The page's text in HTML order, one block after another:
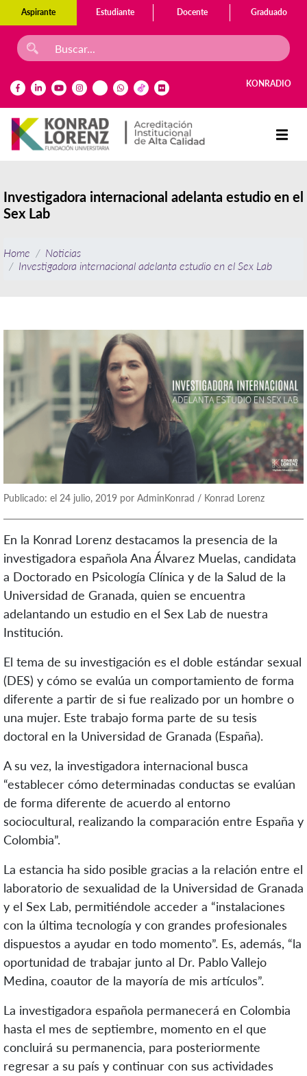
Aspirante Estudiante Docente Graduado
KONRADIO
Investigadora internacional adelanta estudio en el
Sex Lab
Home
Noticias
Investigadora internacional adelanta estudio en el Sex Lab
Publicado: el 24 julio, 2019 por AdminKonrad / Konrad Lorenz
En la Konrad Lorenz destacamos la presencia de la
investigadora española Ana Álvarez Muelas, candidata
a Doctorado en Psicología Clínica y de la Salud de la
Universidad de Granada, quien se encuentra
adelantando un estudio en el Sex Lab de nuestra
Institución.
El tema de su investigación es el doble estándar sexual
(DES) y cómo se evalúa un comportamiento de forma
diferente a partir de si fue realizado por un hombre o
una mujer. Este trabajo forma parte de su tesis
doctoral en la Universidad de Granada (España).
A su vez, la investigadora internacional busca
“establecer cómo determinadas conductas se evalúan
de forma diferente de acuerdo al entorno
sociocultural, realizando la comparación entre España y
Colombia”.
La estancia ha sido posible gracias a la relación entre el
laboratorio de sexualidad de la Universidad de Granada
y el Sex Lab, permitiéndole acceder a “instalaciones
con la última tecnología y con grandes profesionales
dispuestos a ayudar en todo momento”. Es, además, “la
oportunidad de trabajar junto al Dr. Pablo Vallejo
Medina, coautor de la mayoría de mis artículos”.
La investigadora española permanecerá en Colombia
hasta el mes de septiembre, momento en el que
concluirá su permanencia, para posteriormente
regresar a su país y continuar con sus actividades